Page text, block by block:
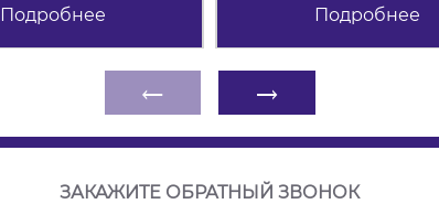
Подробнее Подробнее
← →
ЗАКАЖИТЕ ОБРАТНЫЙ ЗВОНОК